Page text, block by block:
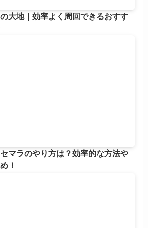
の大地｜効率よく周回できるおすす
セマラのやり方は？効率的な方法や
！